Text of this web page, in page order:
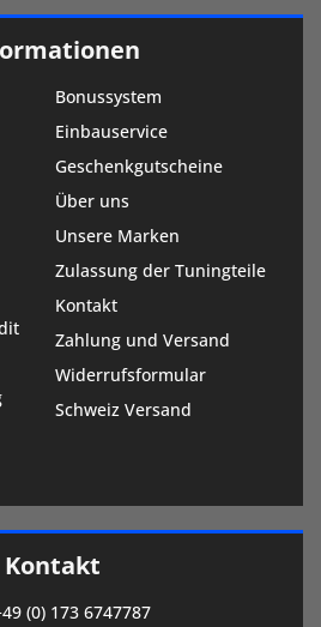
Bonussystem
Einbauservice
Geschenkgutscheine
Über uns
Unsere Marken
Zulassung der Tuningteile
Kontakt
Zahlung und Versand
Widerrufsformular
Schweiz Versand
Kontakt
(0) 173 6747787